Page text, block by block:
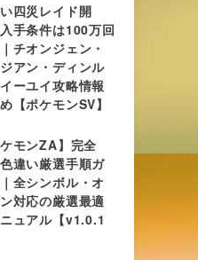
四災レイド開
手条件は100万回
チオンジェン・
アン・ディンル
ーユイ攻略情報
【ポケモンSV】
ケモンZA】完全
違い厳選手順ガ
全シンボル・オ
対応の厳選最適
ュアル【v1.0.1